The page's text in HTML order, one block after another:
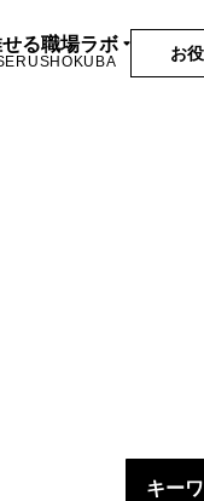
る職場ラボ お
キー